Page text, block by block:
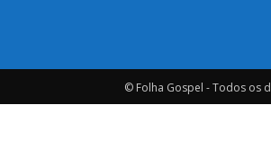
© Folha Gospel - Todos os